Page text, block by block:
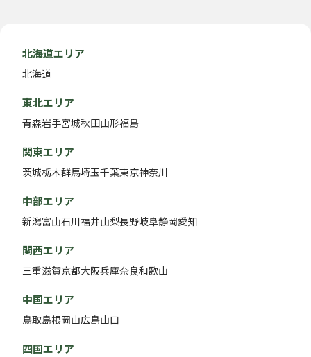
北海道エリア
北海道
東北エリア
青森岩手宮城秋田山形福島
関東エリア
茨城栃木群馬埼玉千葉東京神奈川
中部エリア
新潟富山石川福井山梨長野岐阜静岡愛知
関西エリア
三重滋賀京都大阪兵庫奈良和歌山
中国エリア
鳥取島根岡山広島山口
四国エリア